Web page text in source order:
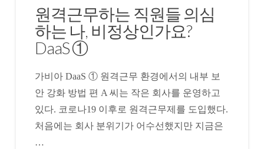
원격근무하는 직원들 의심
하는 나, 비정상인가요?
DaaS ①
가비아 DaaS ① 원격근무 환경에서의 내부 보
안 강화 방법 편 A 씨는 작은 회사를 운영하고
있다. 코로나19 이후로 원격근무제를 도입했다.
처음에는 회사 분위기가 어수선했지만 지금은
…